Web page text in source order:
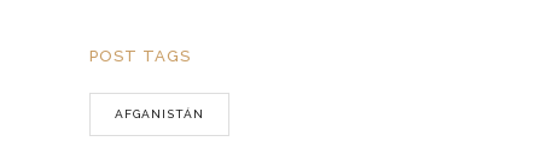
POST TAGS
AFGANISTÁN